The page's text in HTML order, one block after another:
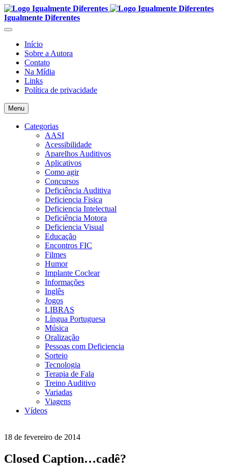
Igualmente Diferentes
Início
Sobre a Autora
Contato
Na Mídia
Links
Política de privacidade
Menu
Categorias
AASI
Acessibilidade
Aparelhos Auditivos
Aplicativos
Como agir
Concursos
Deficiência Auditiva
Deficiencia Fisica
Deficiencia Intelectual
Deficiência Motora
Deficiencia Visual
Educação
Encontros FIC
Filmes
Humor
Implante Coclear
Informações
Inglês
Jogos
LIBRAS
Língua Portuguesa
Música
Oralização
Pessoas com Deficiencia
Sorteio
Tecnologia
Terapia de Fala
Treino Auditivo
Variadas
Viagens
Vídeos
18 de fevereiro de 2014
Closed Caption…cadê?